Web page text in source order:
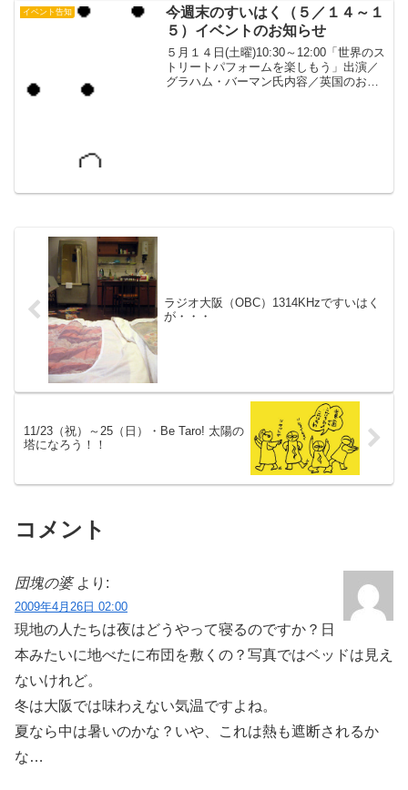
ェ」にも全２４巻、揃っている。（『２
０世紀少年』２２巻、『２１...
イベント告知
今週末のすいはく（５／１４～１
５）イベントのお知らせ
５月１４日(土曜)10:30～12:00「世界のス
トリートパフォームを楽しもう」出演／
グラハム・バーマン氏内容／英国のお話
ラジオ大阪（OBC）1314KHzですいはく
が・・・
11/23（祝）～25（日）・Be Taro! 太陽の
塔になろう！！
コメント
団塊の婆 より:
2009年4月26日 02:00
現地の人たちは夜はどうやって寝るのですか？日
本みたいに地べたに布団を敷くの？写真ではベッドは見え
ないけれど。
冬は大阪では味わえない気温ですよね。
夏なら中は暑いのかな？いや、これは熱も遮断されるか
な…